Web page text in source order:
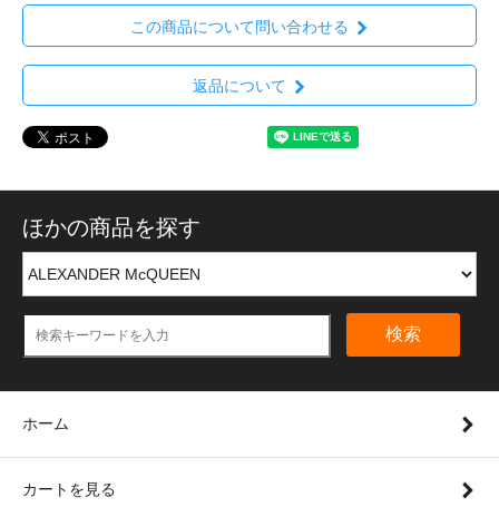
この商品について問い合わせる
返品について
ほかの商品を探す
検索
ホーム
カートを見る